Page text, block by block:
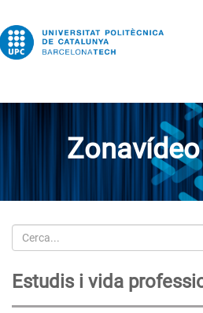
Cerca
Estudis i vida